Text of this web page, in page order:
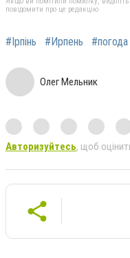
повідомити про це редакцію
#Ірпінь #Ирпень #погода
Олег Мельник
Авторизуйтесь, щоб